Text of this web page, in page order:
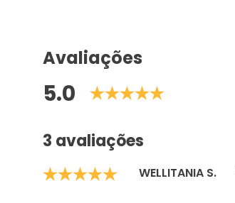
Avaliações
5.0
3 avaliações
WELLITANIA S.